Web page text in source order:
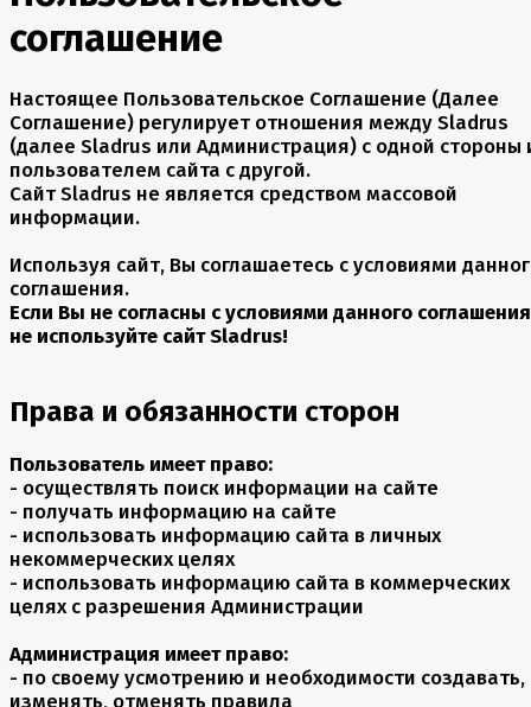
соглашение
Настоящее Пользовательское Соглашение (Далее
Соглашение) регулирует отношения между Sladrus
(далее Sladrus или Администрация) с одной стороны
пользователем сайта с другой.
Сайт Sladrus не является средством массовой
информации.
Используя сайт, Вы соглашаетесь с условиями
соглашения.
Если Вы не согласны с условиями данного
не используйте сайт Sladrus!
Права и обязанности сторон
Пользователь имеет право:
- осуществлять поиск информации на сайте
- получать информацию на сайте
- использовать информацию сайта в личных
некоммерческих целях
- использовать информацию сайта в коммерческих
целях с разрешения Администрации
Администрация имеет право:
- по своему усмотрению и необходимости создавать,
изменять, отменять правила